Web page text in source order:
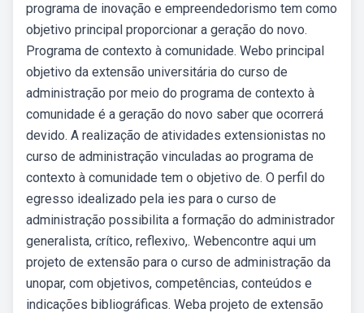
programa de inovação e empreendedorismo tem como
objetivo principal proporcionar a geração do novo.
Programa de contexto à comunidade. Webo principal
objetivo da extensão universitária do curso de
administração por meio do programa de contexto à
comunidade é a geração do novo saber que ocorrerá
devido. A realização de atividades extensionistas no
curso de administração vinculadas ao programa de
contexto à comunidade tem o objetivo de. O perfil do
egresso idealizado pela ies para o curso de
administração possibilita a formação do administrador
generalista, crítico, reflexivo,. Webencontre aqui um
projeto de extensão para o curso de administração da
unopar, com objetivos, competências, conteúdos e
indicações bibliográficas. Weba projeto de extensão